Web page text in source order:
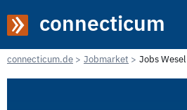
connecticum
connecticum.de Jobmarket Jobs Wesel